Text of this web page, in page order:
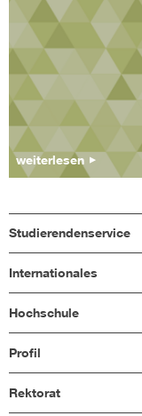
weiterlesen
Studierendenservice
Internationales
Hochschule
Profil
Rektorat